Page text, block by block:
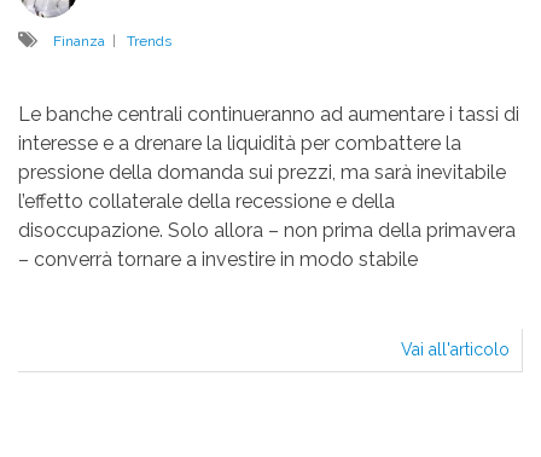
Finanza | Trends
Le banche centrali continueranno ad aumentare i tassi di
interesse e a drenare la liquidità per combattere la
pressione della domanda sui prezzi, ma sarà inevitabile
l’effetto collaterale della recessione e della
disoccupazione. Solo allora – non prima della primavera
– converrà tornare a investire in modo stabile
Vai all'articolo